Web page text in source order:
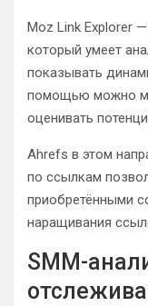
Moz Link Explorer
который умеет
показывать
помощью можно
оценивать
Ahrefs в этом
по ссылкам
приобретёнными
наращивания
SMM-